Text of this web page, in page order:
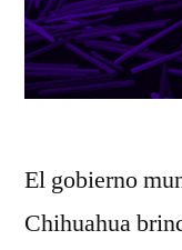
El gobierno
Chihuahua